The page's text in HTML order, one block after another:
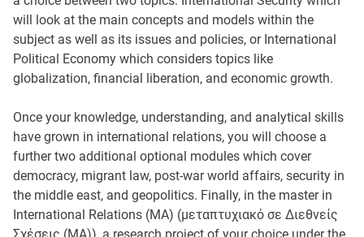
will look at the main concepts and models within the
subject as well as its issues and policies, or International
Political Economy which considers topics like
globalization, financial liberation, and economic growth.
Once your knowledge, understanding, and analytical skills
have grown in international relations, you will choose a
further two additional optional modules which cover
democracy, migrant law, post-war world affairs, security in
the middle east, and geopolitics. Finally, in the master in
International Relations (MA) (μεταπτυχιακό σε Διεθνείς